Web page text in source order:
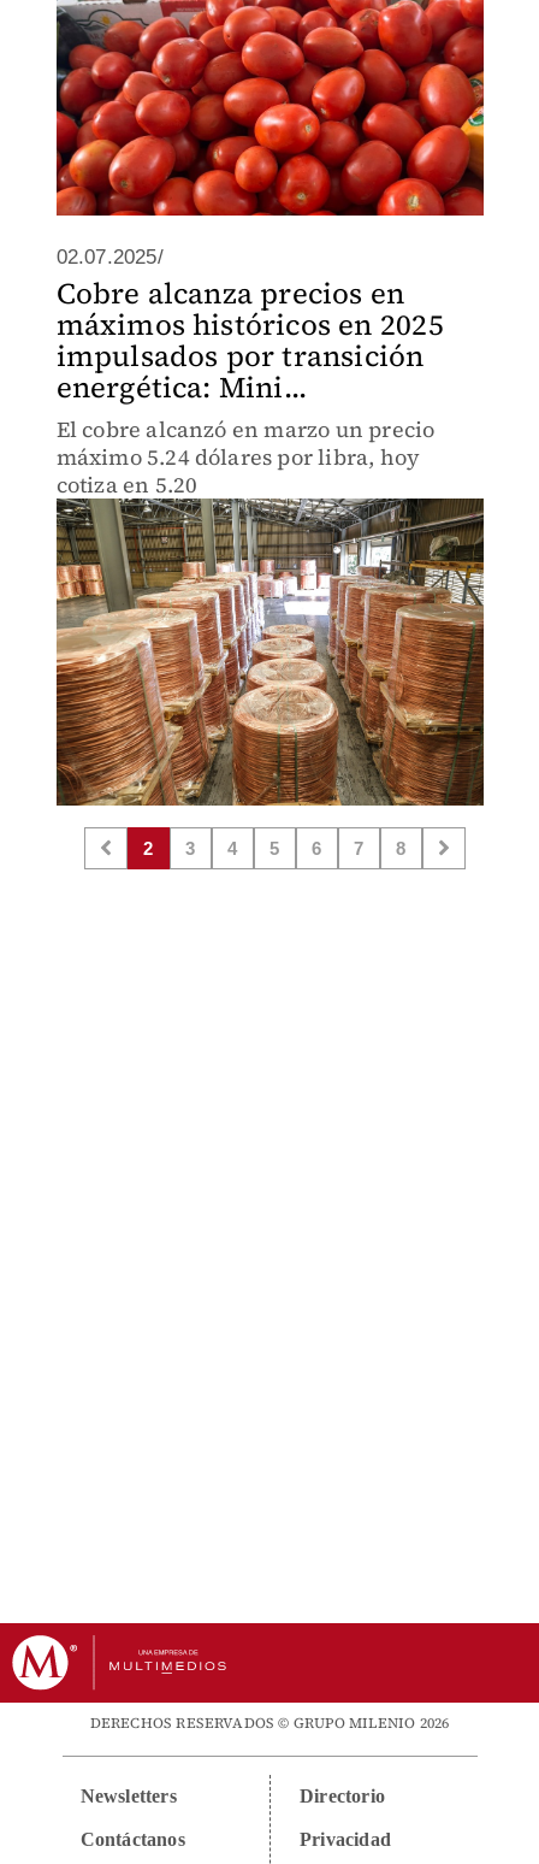
02.07.2025/
Cobre alcanza precios en
máximos históricos en 2025
impulsados por transición
energética: Mini...
El cobre alcanzó en marzo un precio
máximo 5.24 dólares por libra, hoy
cotiza en 5.20
2 3 4 5 6 7 8
DERECHOS RESERVADOS © GRUPO MILENIO 2026
Newsletters
Contáctanos
Directorio
Privacidad